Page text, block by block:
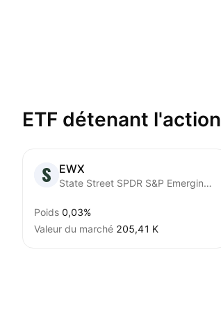
ETF détenant l'action
EWX
State Street SPDR S&P Emerging Markets Small Cap ETF
Poids 0,03%
Valeur du marché ‪205,41 K‬